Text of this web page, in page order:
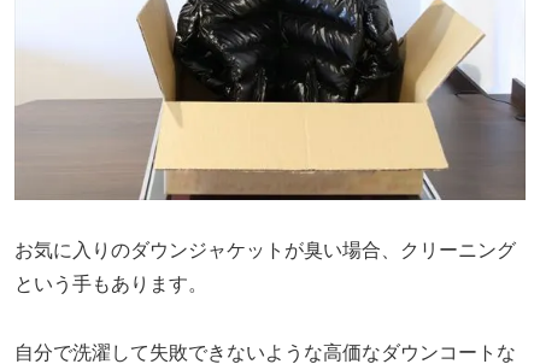
お気に入りのダウンジャケットが臭い場合、クリーニング
という手もあります。
自分で洗濯して失敗できないような高価なダウンコートな